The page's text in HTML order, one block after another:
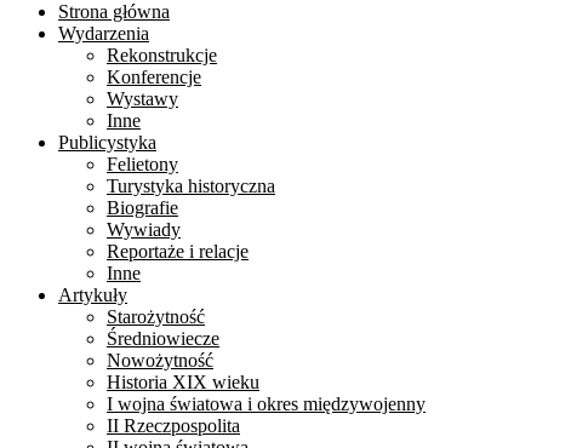
Strona główna
Wydarzenia
Rekonstrukcje
Konferencje
Wystawy
Inne
Publicystyka
Felietony
Turystyka historyczna
Biografie
Wywiady
Reportaże i relacje
Inne
Artykuły
Starożytność
Średniowiecze
Nowożytność
Historia XIX wieku
I wojna światowa i okres międzywojenny
II Rzeczpospolita